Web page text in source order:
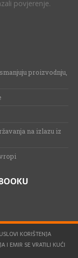
povjerenje.
proizvodnju,
na izlazu iz
USLOVI KORIŠTENJA
I EMIR SE VRATILI KUĆI